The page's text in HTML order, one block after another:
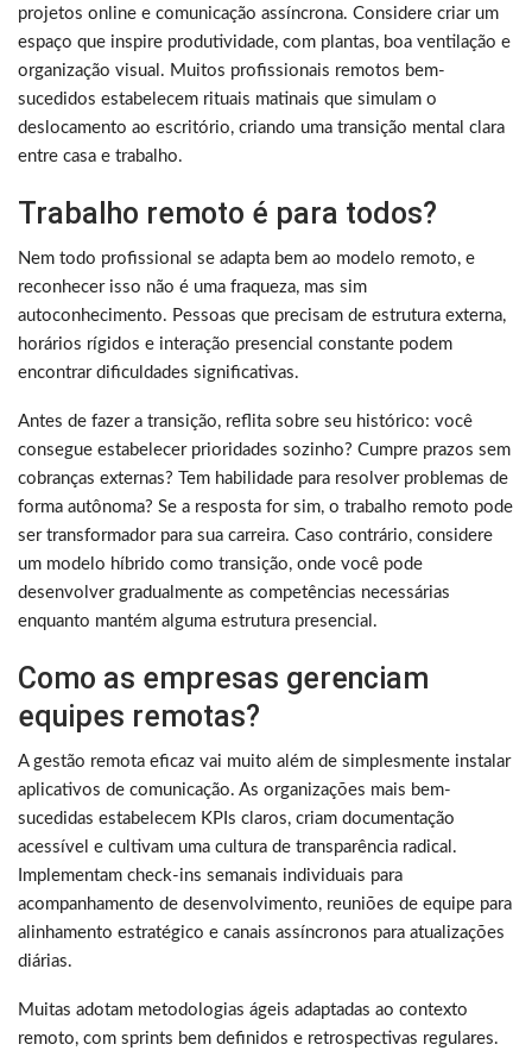
projetos online e comunicação assíncrona. Considere criar um
espaço que inspire produtividade, com plantas, boa ventilação e
organização visual. Muitos profissionais remotos bem-
sucedidos estabelecem rituais matinais que simulam o
deslocamento ao escritório, criando uma transição mental clara
entre casa e trabalho.
Trabalho remoto é para todos?
Nem todo profissional se adapta bem ao modelo remoto, e
reconhecer isso não é uma fraqueza, mas sim
autoconhecimento. Pessoas que precisam de estrutura externa,
horários rígidos e interação presencial constante podem
encontrar dificuldades significativas.
Antes de fazer a transição, reflita sobre seu histórico: você
consegue estabelecer prioridades sozinho? Cumpre prazos sem
cobranças externas? Tem habilidade para resolver problemas de
forma autônoma? Se a resposta for sim, o trabalho remoto pode
ser transformador para sua carreira. Caso contrário, considere
um modelo híbrido como transição, onde você pode
desenvolver gradualmente as competências necessárias
enquanto mantém alguma estrutura presencial.
Como as empresas gerenciam
equipes remotas?
A gestão remota eficaz vai muito além de simplesmente instalar
aplicativos de comunicação. As organizações mais bem-
sucedidas estabelecem KPIs claros, criam documentação
acessível e cultivam uma cultura de transparência radical.
Implementam check-ins semanais individuais para
acompanhamento de desenvolvimento, reuniões de equipe para
alinhamento estratégico e canais assíncronos para atualizações
diárias.
Muitas adotam metodologias ágeis adaptadas ao contexto
remoto, com sprints bem definidos e retrospectivas regulares.